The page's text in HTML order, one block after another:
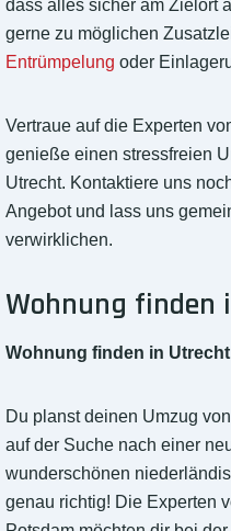
dass alles sicher am Zielort
gerne zu möglichen
Entrümpelung oder
Vertraue auf die Experten
genieße einen stressfreien
Utrecht. Kontaktiere uns
Angebot und lass uns
verwirklichen.
Wohnung finden
Wohnung finden in Utrecht
Du planst deinen Umzug
auf der Suche nach einer
wunderschönen
genau richtig! Die Experten